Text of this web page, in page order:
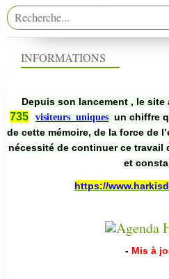
INFORMATIONS
Depuis son lancement , le
735
visiteurs uniques un chiffre
de cette mémoire, de la force de
nécessité de continuer ce travail
et
https://
- Mis à